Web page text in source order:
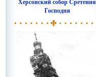
Херсонский собор Сретения
Господня